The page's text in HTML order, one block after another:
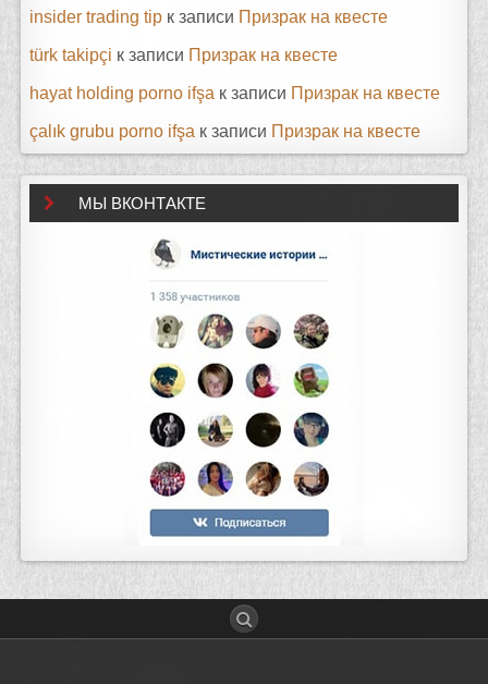
insider trading tip к записи Призрак на квесте
türk takipçi к записи Призрак на квесте
hayat holding porno ifşa к записи Призрак на квесте
çalık grubu porno ifşa к записи Призрак на квесте
МЫ ВКОНТАКТЕ